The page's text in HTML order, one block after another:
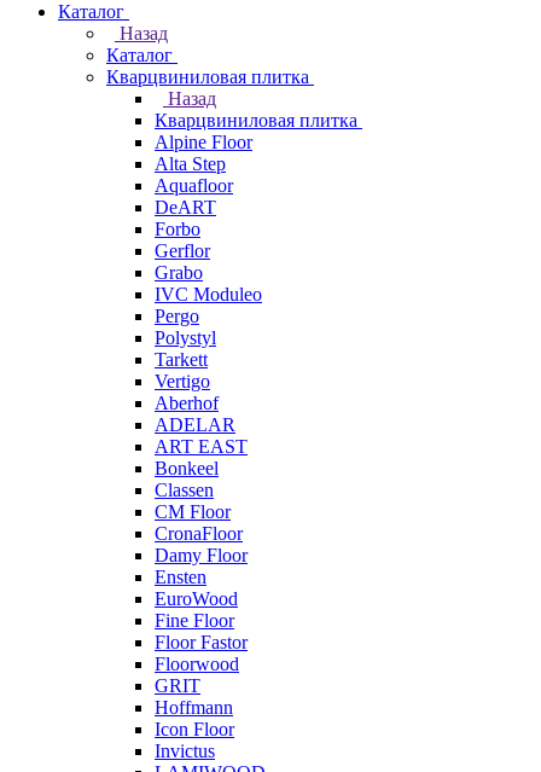
Каталог
Назад
Каталог
Кварцвиниловая плитка
Назад
Кварцвиниловая плитка
Alpine Floor
Alta Step
Aquafloor
DeART
Forbo
Gerflor
Grabo
IVC Moduleo
Pergo
Polystyl
Tarkett
Vertigo
Aberhof
ADELAR
ART EAST
Bonkeel
Classen
CM Floor
CronaFloor
Damy Floor
Ensten
EuroWood
Fine Floor
Floor Fastor
Floorwood
GRIT
Hoffmann
Icon Floor
Invictus